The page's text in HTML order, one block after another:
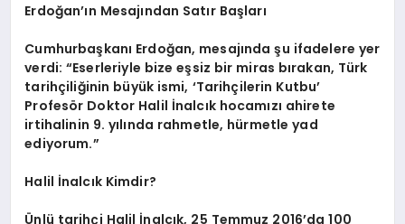
Erdoğan’ın Mesajından Satır Başları
Cumhurbaşkanı Erdoğan, mesajında şu ifadelere yer
verdi: “Eserleriyle bize eşsiz bir miras bırakan, Türk
tarihçiliğinin büyük ismi, ‘Tarihçilerin Kutbu’
Profesör Doktor Halil İnalcık hocamızı ahirete
irtihalinin 9. yılında rahmetle, hürmetle yad
ediyorum.”
Halil İnalcık Kimdir?
Ünlü tarihçi Halil İnalcık, 25 Temmuz 2016’da 100